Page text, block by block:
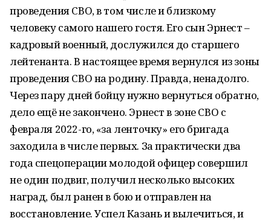
проведения СВО, в том числе и близкому
человеку самого нашего гостя. Его сын Эрнест –
кадровый военный, дослужился до старшего
лейтенанта. В настоящее время вернулся из зоны
проведения СВО на родину. Правда, ненадолго.
Через пару дней бойцу нужно вернуться обратно,
дело ещё не закончено. Эрнест в зоне СВО с
февраля 2022-го, «за ленточку» его бригада
заходила в числе первых. За практически два
года спецоперации молодой офицер совершил
не один подвиг, получил несколько высоких
наград, был ранен в бою и отправлен на
восстановление. Успел Казань и вылечиться, и